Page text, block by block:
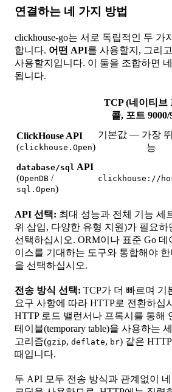
연결하는 네 가지 방법
clickhouse-go는 서로 독립적인 두 가
합니다. 어떤 API를 사용할지, 그리고
사용할지입니다. 이 둘을 조합하면
됩니다.
TCP(네이티브
콜, 포트 9000/
ClickHouse API
(clickhouse.Open)
기본값 — 가장
능
database/sql API
(OpenDB /
sql.Open)
clickhouse://
API 선택: 최대 성능과 전체 기능 세
위 삽입, 다양한 유형 지원)가 필요하
선택하십시오. ORM이나 표준 Go 데
이스를 기대하는 도구와 통합해야 한
을 선택하십시오.
전송 방식 선택: TCP가 더 빠르며 기
요구 사항에 따라 HTTP로 전환하십
HTTP 로드 밸런서나 프록시를 통해
테이블(temporary table)을 사용하는
고리즘(gzip, deflate, br) 같은
때입니다.
두 API 모두 전송 방식과 관계없이